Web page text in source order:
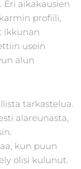
Eri aikakausien
profiili,
ikkunan
usein
alun
tarkastelua.
alareunasta,
kun puun
olisi kulunut.